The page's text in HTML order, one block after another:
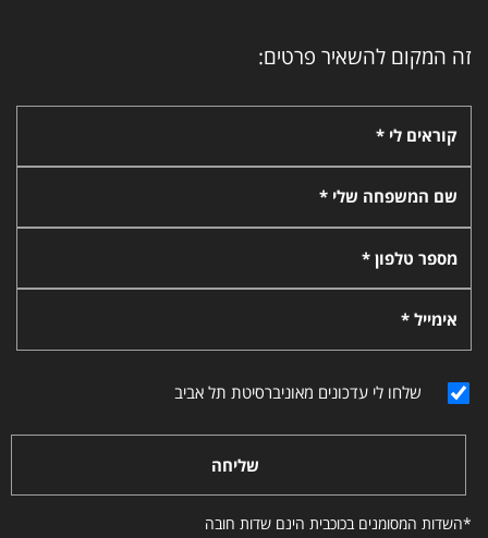
זה המקום להשאיר פרטים:
קוראים לי *
שם המשפחה שלי *
מספר טלפון *
אימייל *
שלחו לי עדכונים מאוניברסיטת תל אביב
שליחה
*השדות המסומנים בכוכבית הינם שדות חובה